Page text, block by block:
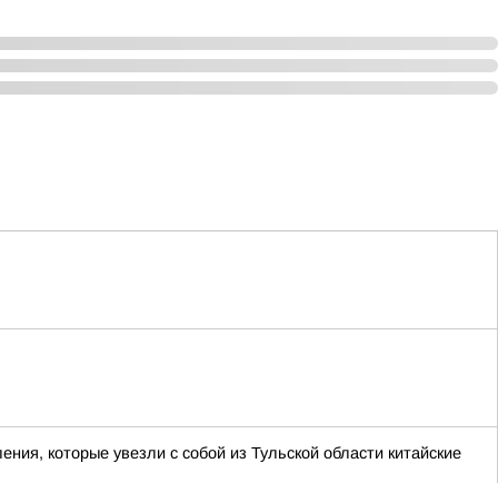
которые увезли с собой из Тульской области китайские